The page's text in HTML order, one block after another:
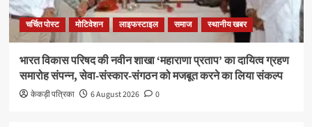
चर्चित पोस्ट मोटिवेशन लाइफस्टाइल समाज स्थानीय खबर
भारत विकास परिषद की नवीन शाखा ‘महाराणा प्रताप’ का दायित्व ग्रहण
समारोह संपन्न, सेवा-संस्कार-संगठन को मजबूत करने का लिया संकल्प
केकड़ी पत्रिका 6 August 2026 0